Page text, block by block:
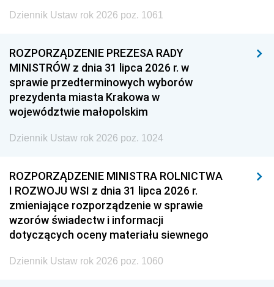
Dziennik Ustaw rok 2026 poz. 1061
ROZPORZĄDZENIE PREZESA RADY
MINISTRÓW z dnia 31 lipca 2026 r. w
sprawie przedterminowych wyborów
prezydenta miasta Krakowa w
województwie małopolskim
Dziennik Ustaw rok 2026 poz. 1024
ROZPORZĄDZENIE MINISTRA ROLNICTWA
I ROZWOJU WSI z dnia 31 lipca 2026 r.
zmieniające rozporządzenie w sprawie
wzorów świadectw i informacji
dotyczących oceny materiału siewnego
Dziennik Ustaw rok 2026 poz. 1060